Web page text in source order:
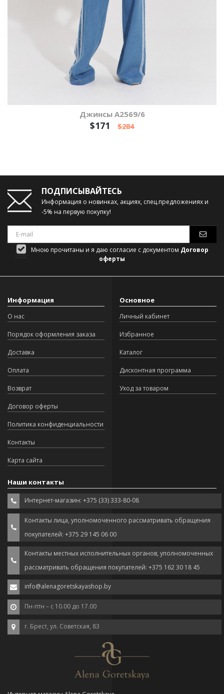
Джинсы А2569/6
$171 $284
ПОДПИСЫВАЙТЕСЬ
Информация о новинках, акциях, спец.предложениях и
-5% на первую покупку!
Мною прочитаны и я даю согласие с документом Договор
оферты
Информация
О нас
Порядок оформления заказа
Доставка
Оплата
Возврат
Договор оферты
Политика конфиденциальности
Контакты
Карта сайта
Основное
Личный кабинет
Избранное
Каталог
Дисконтная программа
Уход за товаром
Наши контакты
Интернет-магазин: +375 (33) 333-80-08
Контакты лица, уполномоченного рассматривать обращения
покупателей: +375 29 145 06 00
Контакты местных исполнительных органов, уполномоченных
рассматривать обращения покупателей: +375 162 30 18 45
info@alenagoretskayashop.by
Пн-птн – с 10.00 до 17.00
г. Брест, ул. Советская, 83